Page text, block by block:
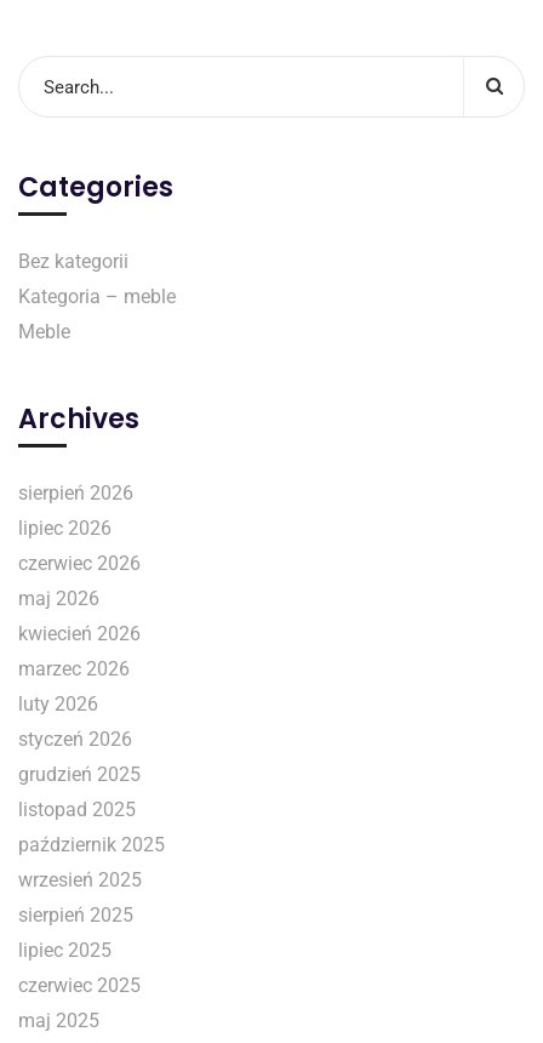
Categories
Bez kategorii
Kategoria – meble
Meble
Archives
sierpień 2026
lipiec 2026
czerwiec 2026
maj 2026
kwiecień 2026
marzec 2026
luty 2026
styczeń 2026
grudzień 2025
listopad 2025
październik 2025
wrzesień 2025
sierpień 2025
lipiec 2025
czerwiec 2025
maj 2025